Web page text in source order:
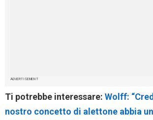
ADVERTISEMENT
Ti potrebbe interessare: Wolff:
nostro concetto di alettone abbia